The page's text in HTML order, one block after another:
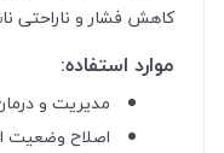
کاهش فشار و ناراحتی
موارد استفاده:
مدیریت و
اصلاح